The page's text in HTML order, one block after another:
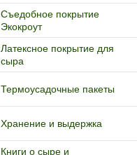
Съедобное покрытие
Экокроут
Латексное покрытие для
сыра
Термоусадочные пакеты
Хранение и выдержка
Книги о сыре и